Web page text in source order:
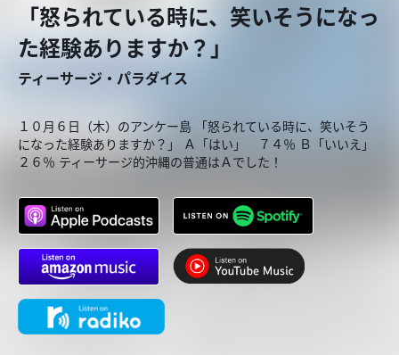
「怒られている時に、笑いそうになっ
た経験ありますか？」
ティーサージ・パラダイス
１０月６日（木）のアンケー島 「怒られている時に、笑いそう
になった経験ありますか？」 Ａ「はい」 ７４％ Ｂ「いいえ」
２６％ ティーサージ的沖縄の普通はＡでした！